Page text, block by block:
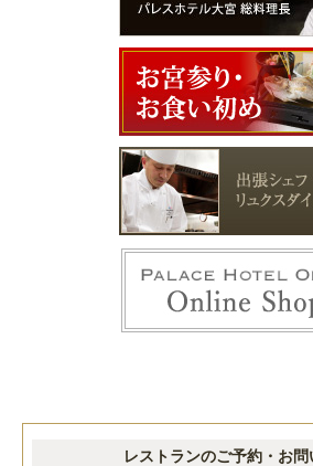
レストランのご予約・お問